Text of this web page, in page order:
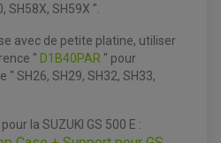
QUAD / SSV
QUAD / SSV
SH58X, SH59X ".
avec de petite platine, utiliser
" D1B40PAR " pour
" SH26, SH29, SH32, SH33,
la SUZUKI GS 500 E :